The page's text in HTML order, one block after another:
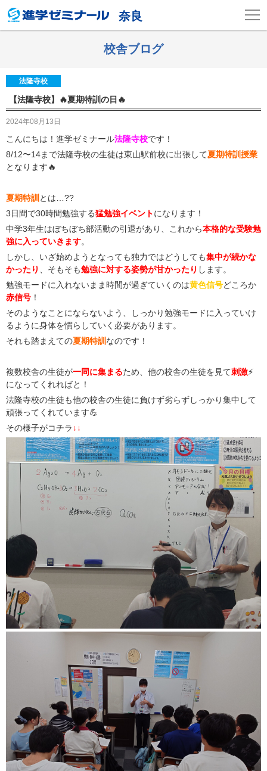
奈良
校舎ブログ
法隆寺校
【法隆寺校】🔥夏期特訓の日🔥
2024年08月13日
こんにちは！進学ゼミナール法隆寺校です！
8/12〜14まで法隆寺校の生徒は東山駅前校に出張して夏期特訓授業
となります🔥
夏期特訓 とは…??
3日間で30時間勉強する猛勉強イベントになります！
中学3年生はぼちぼち部活動の引退があり、これから本格的な受験勉
強に入っていきます。
しかし、いざ始めようとなっても独力ではどうしても集中が続かな
かったり
、そもそも勉強に対する姿勢が甘かったり します。
勉強モードに入れないまま時間が過ぎていくのは黄色信号どころか
赤信号 ！
そのようなことにならないよう、しっかり勉強モードに入っていけ
るように身体を慣らしていく必要があります。
それも踏まえての夏期特訓 なのです！
複数校舎の生徒が一同に集まるため、他の校舎の生徒を見て刺激⚡️
になってくれればと！
法隆寺校の生徒も他の校舎の生徒に負けず劣らずしっかり集中して
頑張ってくれています💪
その様子がコチラ ↓↓